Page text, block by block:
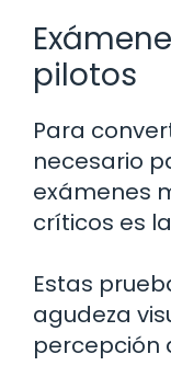
pilotos
Para
necesario
exámenes
críticos es
Estas
agudeza
percepción